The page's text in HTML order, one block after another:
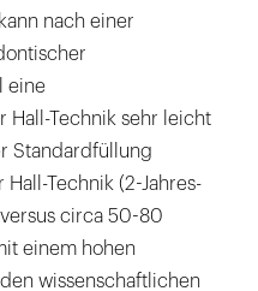
nach einer
eine
Hall-Technik sehr leicht
Standardfüllung
Technik (2-Jahres-
circa 50-80
einem hohen
wissenschaftlichen